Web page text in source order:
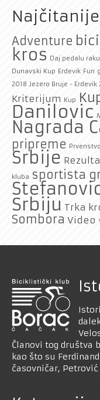
Najčitanije
Adventure
kros Daj pedalu raku
Dunavski Kup Erdevik Fun
2018 Jezero Bruje - Erdevik
Kriterijum Kup
Danilovic
Nagrada
pripreme
Srbije
kluba sportista
Srbiju Trka
Sombora Video
Članovi tog društva
kao što su
časovničar,